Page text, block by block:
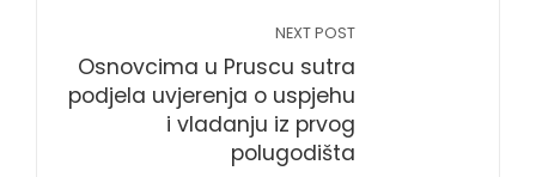
NEXT POST
Osnovcima u Pruscu sutra
podjela uvjerenja o uspjehu
i vladanju iz prvog
polugodišta